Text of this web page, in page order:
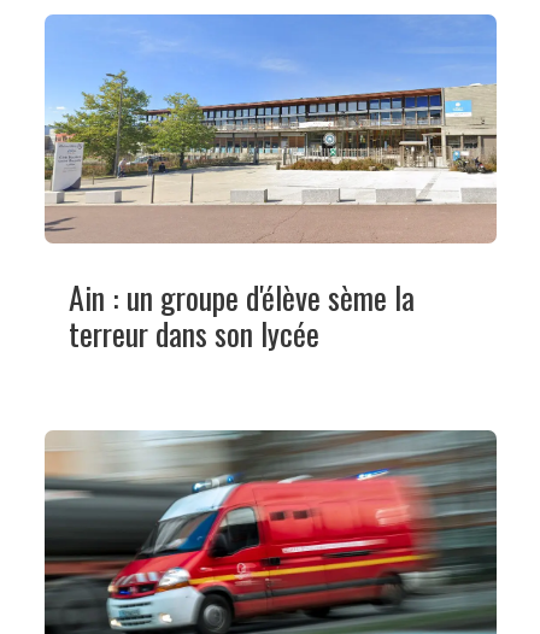
Ain : un groupe d'élève sème la
terreur dans son lycée